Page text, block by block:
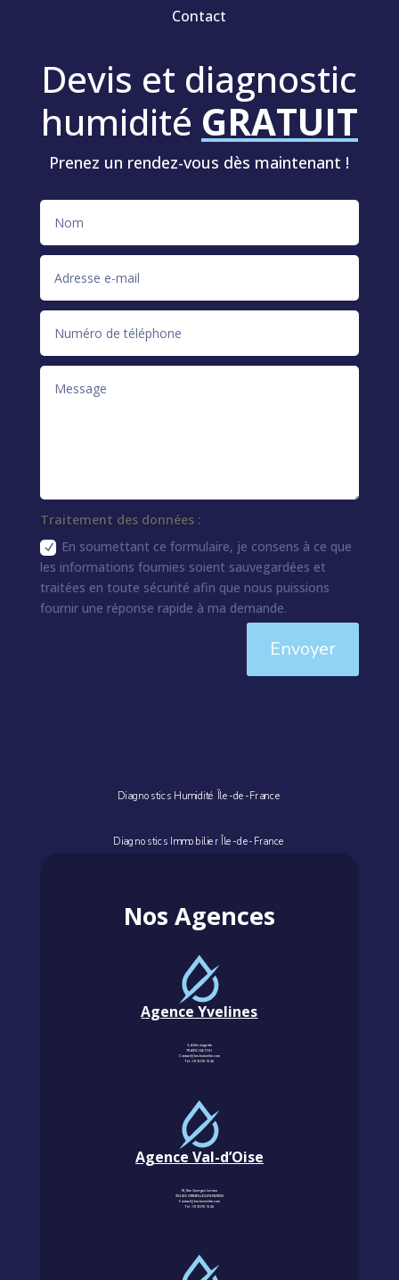
Contact
Devis et diagnostic
humidité GRATUIT
Prenez un rendez-vous dès maintenant !
Traitement des données :
En soumettant ce formulaire, je consens à ce que
les informations fournies soient sauvegardées et
traitées en toute sécurité afin que nous puissions
fournir une réponse rapide à ma demande.
Envoyer
Diagnostics Humidité Île-de-France
Diagnostics Immobilier Île-de-France
Nos Agences
Agence Yvelines
3, Allée magritte
78400 CHATOU
Contact@km-humidite.com
Tel :01 30 76 13 26
Agence Val-d’Oise
18, Rue Georges Leroux
95240 CORMEILLES-EN-PARISIS
Contact@km-humidite.com
Tel :01 30 76 13 26